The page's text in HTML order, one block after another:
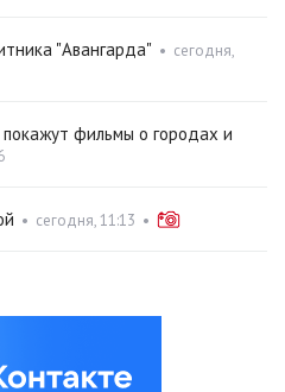
"Авангарда" • сегодня,
фильмы о городах и
• сегодня, 11:13 •